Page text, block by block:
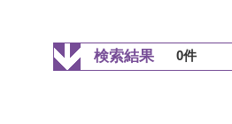
検索結果 0件